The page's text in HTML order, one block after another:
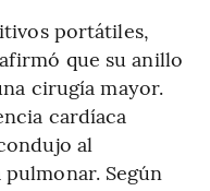
portátiles,
que su anillo
cirugía mayor.
cardíaca
al
Según